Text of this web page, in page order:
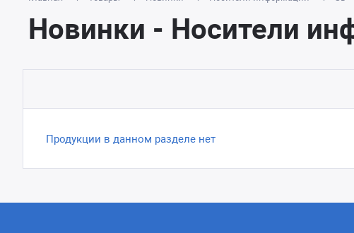
Новинки - Носители
Продукции в данном разделе нет